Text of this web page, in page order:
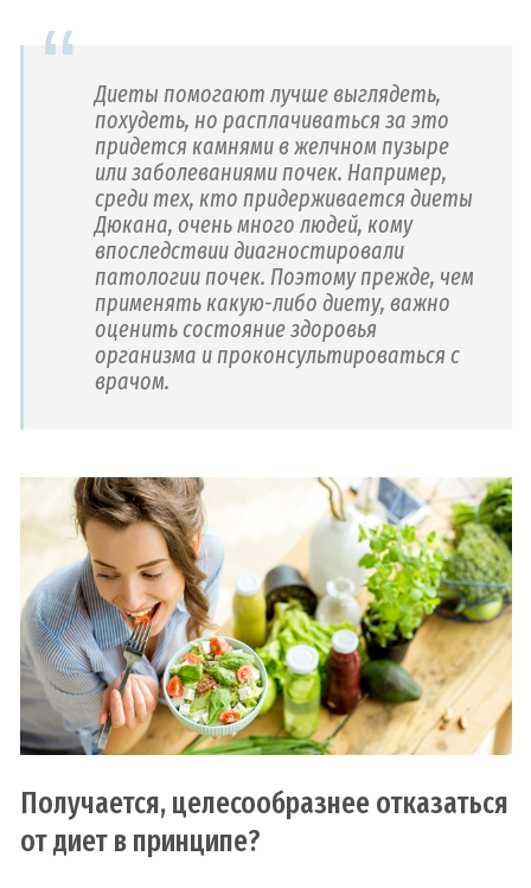
Диеты помогают лучше выглядеть,
похудеть, но расплачиваться за это
придется камнями в желчном пузыре
или заболеваниями почек. Например,
среди тех, кто придерживается диеты
Дюкана, очень много людей, кому
впоследствии диагностировали
патологии почек. Поэтому прежде, чем
применять какую-либо диету, важно
оценить состояние здоровья
организма и проконсультироваться с
врачом.
Получается, целесообразнее отказаться
от диет в принципе?